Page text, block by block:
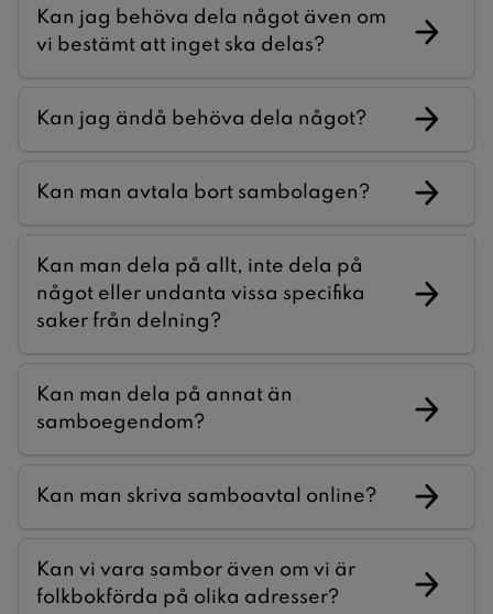
Kan jag behöva dela något även om
vi bestämt att inget ska delas?
Kan jag ändå behöva dela något?
Kan man avtala bort sambolagen?
Kan man dela på allt, inte dela på
något eller undanta vissa specifika
saker från delning?
Kan man dela på annat än
samboegendom?
Kan man skriva samboavtal online?
Kan vi vara sambor även om vi är
folkbokförda på olika adresser?